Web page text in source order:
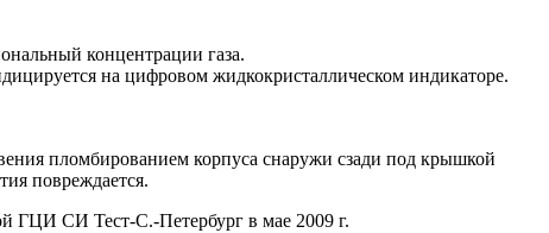
концентрации газа.
на цифровом жидкокристаллическом индикаторе.
пломбированием корпуса снаружи сзади под крышкой
повреждается.
ГЦИ СИ Тест-С.-Петербург в мае 2009 г.